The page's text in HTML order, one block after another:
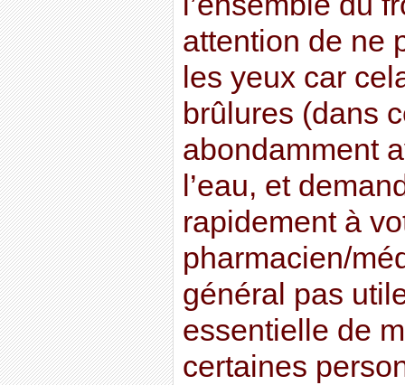
attention de ne
les yeux car
brûlures (dans
abondamment
l’eau, et
rapidement à
pharmacien/
général pas
essentielle de
certaines